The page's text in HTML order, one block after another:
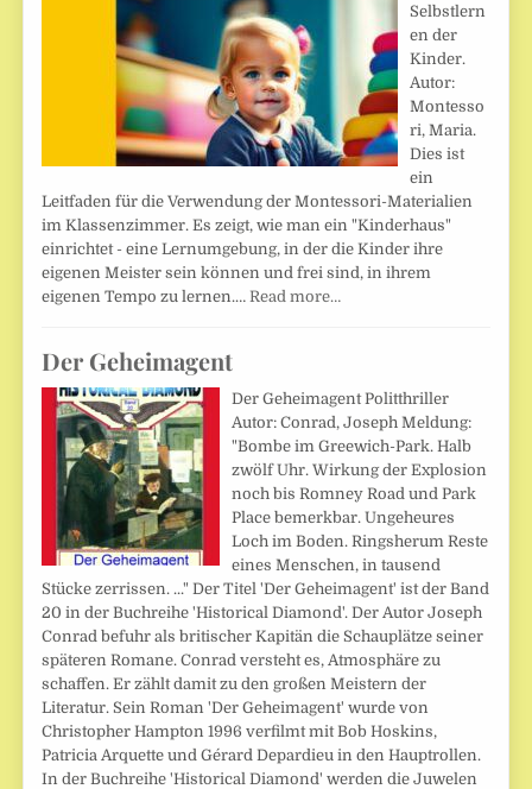
Selbstlern
en der
Kinder.
Autor:
Montesso
ri, Maria.
Dies ist
ein
Leitfaden für die Verwendung der Montessori-Materialien
im Klassenzimmer. Es zeigt, wie man ein "Kinderhaus"
einrichtet - eine Lernumgebung, in der die Kinder ihre
eigenen Meister sein können und frei sind, in ihrem
eigenen Tempo zu lernen.… Read more…
Der Geheimagent
Der Geheimagent Politthriller
Autor: Conrad, Joseph Meldung:
"Bombe im Greewich-Park. Halb
zwölf Uhr. Wirkung der Explosion
noch bis Romney Road und Park
Place bemerkbar. Ungeheures
Loch im Boden. Ringsherum Reste
eines Menschen, in tausend
Stücke zerrissen. ..." Der Titel 'Der Geheimagent' ist der Band
20 in der Buchreihe 'Historical Diamond'. Der Autor Joseph
Conrad befuhr als britischer Kapitän die Schauplätze seiner
späteren Romane. Conrad versteht es, Atmosphäre zu
schaffen. Er zählt damit zu den großen Meistern der
Literatur. Sein Roman 'Der Geheimagent' wurde von
Christopher Hampton 1996 verfilmt mit Bob Hoskins,
Patricia Arquette und Gérard Depardieu in den Hauptrollen.
In der Buchreihe 'Historical Diamond' werden die Juwelen